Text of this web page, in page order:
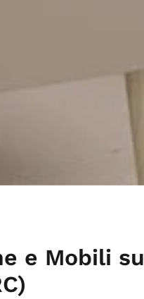
e Mobili su